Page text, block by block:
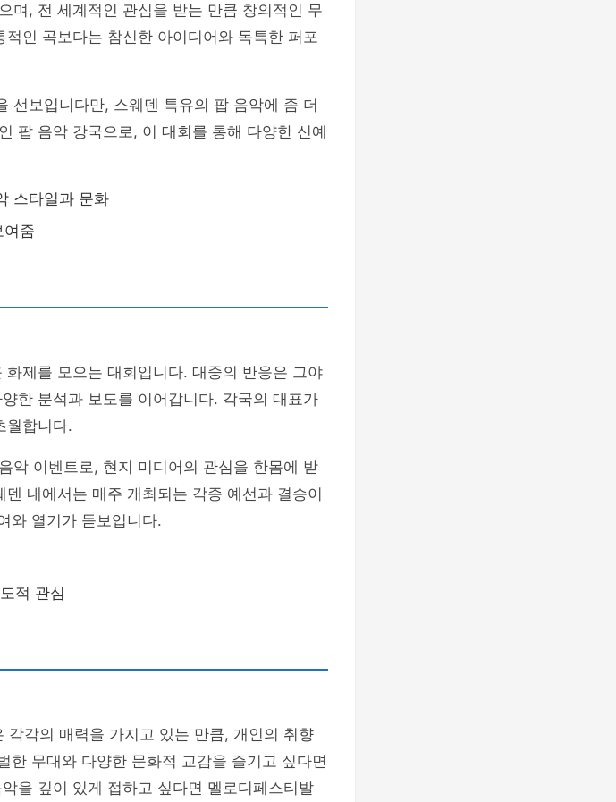
며, 전 세계적인 관심을 받는 만큼 창의적인 무
인 곡보다는 참신한 아이디어와 독특한 퍼포
선보입니다만, 스웨덴 특유의 팝 음악에 좀 더
팝 음악 강국으로, 이 대회를 통해 다양한 신예
스타일과 문화
여줌
제를 모으는 대회입니다. 대중의 반응은 그야
한 분석과 보도를 이어갑니다. 각국의 대표가
월합니다.
악 이벤트로, 현지 미디어의 관심을 한몸에 받
내에서는 매주 개최되는 각종 예선과 결승이
와 열기가 돋보입니다.
적 관심
각의 매력을 가지고 있는 만큼, 개인의 취향
한 무대와 다양한 문화적 교감을 즐기고 싶다면
을 깊이 있게 접하고 싶다면 멜로디페스티발